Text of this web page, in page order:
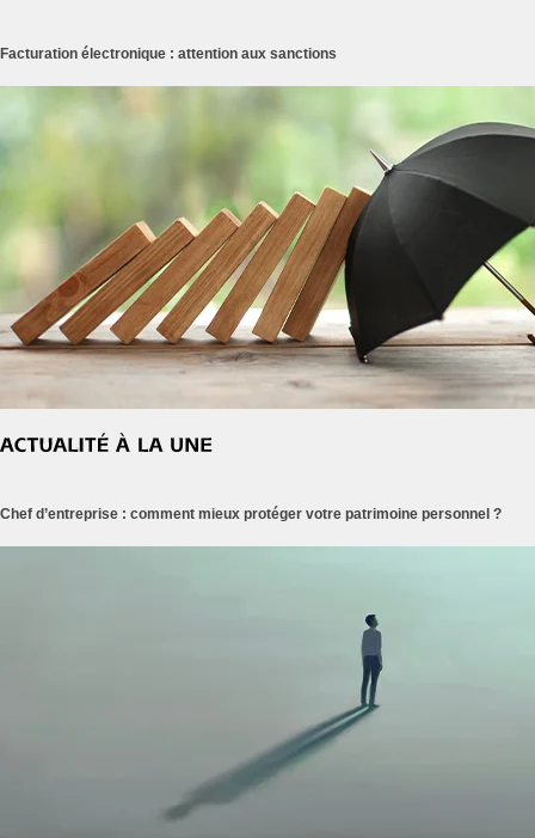
Facturation électronique : attention aux sanctions
Chef d’entreprise : comment mieux protéger votre patrimoine personnel ?